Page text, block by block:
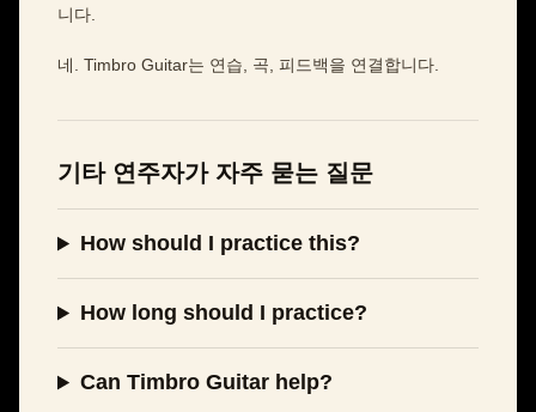
니다.
네. Timbro Guitar는 연습, 곡, 피드백을 연결합니다.
기타 연주자가 자주 묻는 질문
How should I practice this?
How long should I practice?
Can Timbro Guitar help?